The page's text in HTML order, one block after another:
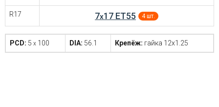
R17 7x17 ET55 4 шт.
PCD: 5 x 100 DIA: 56.1 Крепёж: гайка 12x1.25